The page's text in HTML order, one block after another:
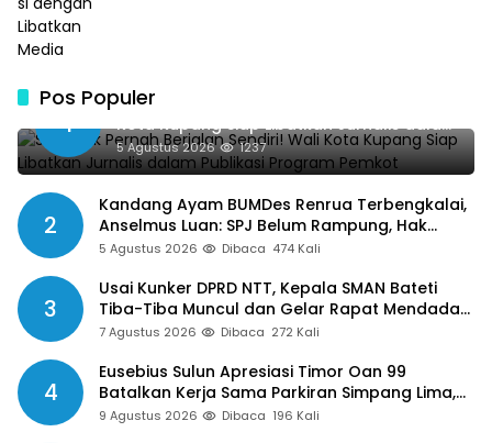
Pos Populer
1
SMSI Tak Pernah Berjalan Sendiri! Wali
Kota Kupang Siap Libatkan Jurnalis dalam
Publikasi Program Pemkot
5 Agustus 2026 1237
2
Kandang Ayam BUMDes Renrua Terbengkalai,
Anselmus Luan: SPJ Belum Rampung, Hak
Aparat Desa Sejak Januari Belum Dibayar
5 Agustus 2026 Dibaca 474 Kali
3
Usai Kunker DPRD NTT, Kepala SMAN Bateti
Tiba-Tiba Muncul dan Gelar Rapat Mendadak,
Guru Pertanyakan Hak 15 Persen yang Belum
7 Agustus 2026 Dibaca 272 Kali
4
Eusebius Sulun Apresiasi Timor Oan 99
Batalkan Kerja Sama Parkiran Simpang Lima,
Minta Pemkab Belu Tak Gegabah Buat
9 Agustus 2026 Dibaca 196 Kali